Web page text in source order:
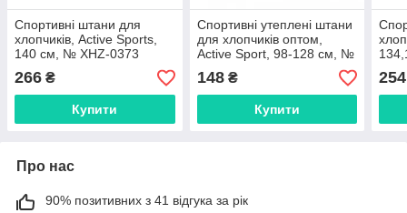
Спортивні штани для
хлопчиків, Active Sports,
140 см, № XHZ-0373
266 ₴
Купити
Спортивні утеплені штани
для хлопчиків оптом,
Active Sport, 98-128 см, №
XHZ-0652
148₴
Купити
254
Про нас
90% позитивних з 41 відгука за рік